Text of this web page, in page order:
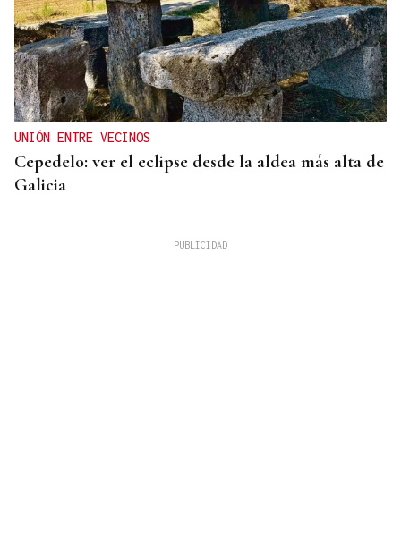
UNIÓN ENTRE VECINOS
Cepedelo: ver el eclipse desde la aldea más alta de
Galicia